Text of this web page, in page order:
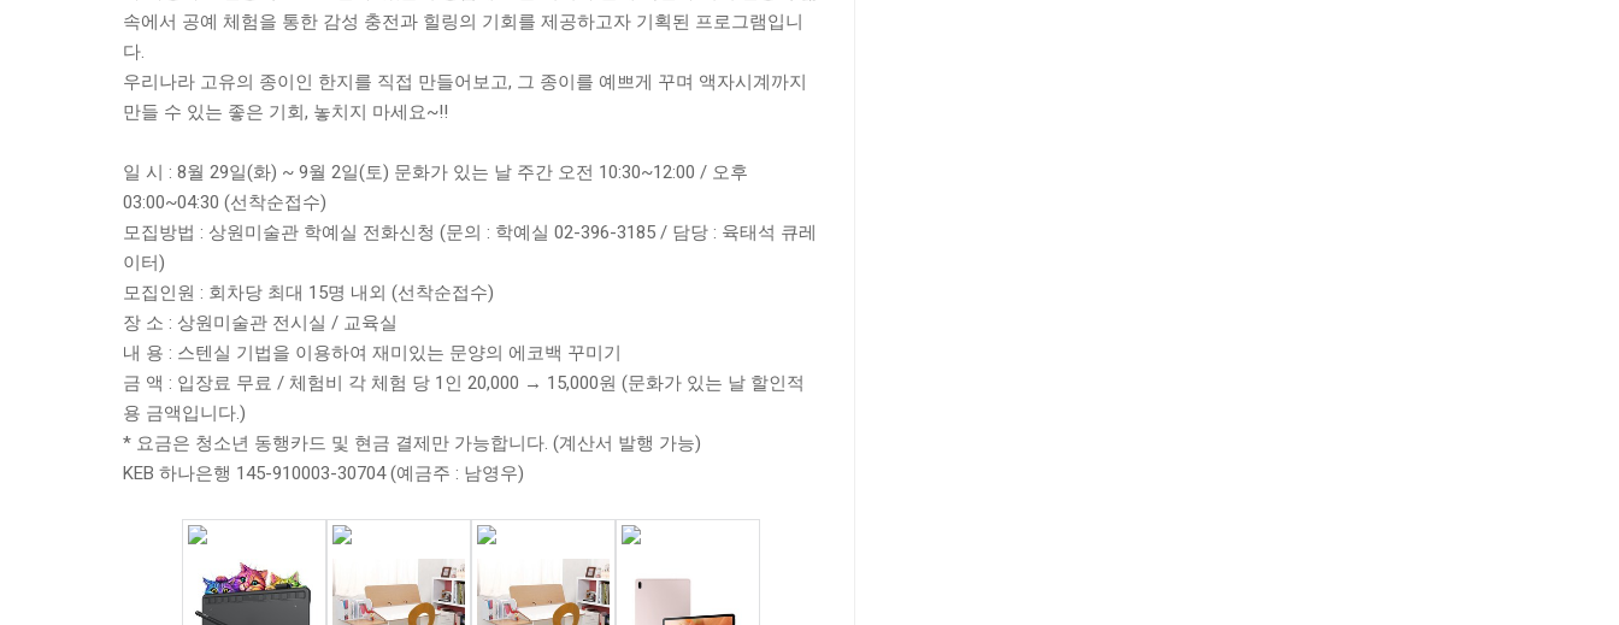
속에서 공예 체험을 통한 감성 충전과 힐링의 기회를 제공하고자 기획된 프로그램입니
다.
우리나라 고유의 종이인 한지를 직접 만들어보고, 그 종이를 예쁘게 꾸며 액자시계까지
만들 수 있는 좋은 기회, 놓치지 마세요~!!
일 시 : 8월 29일(화) ~ 9월 2일(토) 문화가 있는 날 주간 오전 10:30~12:00 / 오후
03:00~04:30 (선착순접수)
모집방법 : 상원미술관 학예실 전화신청 (문의 : 학예실 02-396-3185 / 담당 : 육태석 큐레
이터)
모집인원 : 회차당 최대 15명 내외 (선착순접수)
장 소 : 상원미술관 전시실 / 교육실
내 용 : 스텐실 기법을 이용하여 재미있는 문양의 에코백 꾸미기
금 액 : 입장료 무료 / 체험비 각 체험 당 1인 20,000 → 15,000원 (문화가 있는 날 할인적
용 금액입니다.)
* 요금은 청소년 동행카드 및 현금 결제만 가능합니다. (계산서 발행 가능)
KEB 하나은행 145-910003-30704 (예금주 : 남영우)